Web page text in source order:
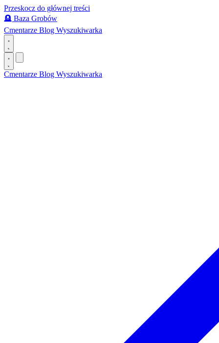
Przeskocz do głównej treści
🪦 Baza Grobów
Cmentarze Blog Wyszukiwarka
Cmentarze Blog Wyszukiwarka